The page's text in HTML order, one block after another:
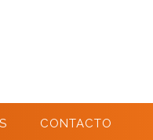
CONTACTO